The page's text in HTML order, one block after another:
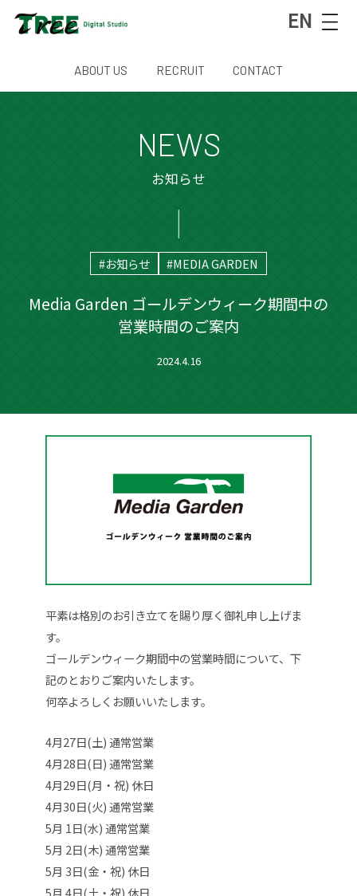
EN
ABOUT US RECRUIT CONTACT
NEWS
お知らせ
#お知らせ #MEDIA GARDEN
Media Garden ゴールデンウィーク期間中の
営業時間のご案内
2024.4.16
平素は格別のお引き立てを賜り厚く御礼申し上げま
す。
ゴールデンウィーク期間中の営業時間について、下
記のとおりご案内いたします。
何卒よろしくお願いいたします。
4月27日(土) 通常営業
4月28日(日) 通常営業
4月29日(月・祝) 休日
4月30日(火) 通常営業
5月 1日(水) 通常営業
5月 2日(木) 通常営業
5月 3日(金・祝) 休日
5月 4日(土・祝) 休日